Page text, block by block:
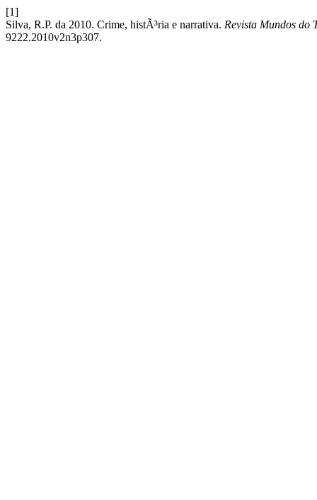
[1]
Silva, R.P. da 2010. Crime, histÃ³ria e narrativa. Revista Mundos do
9222.2010v2n3p307.